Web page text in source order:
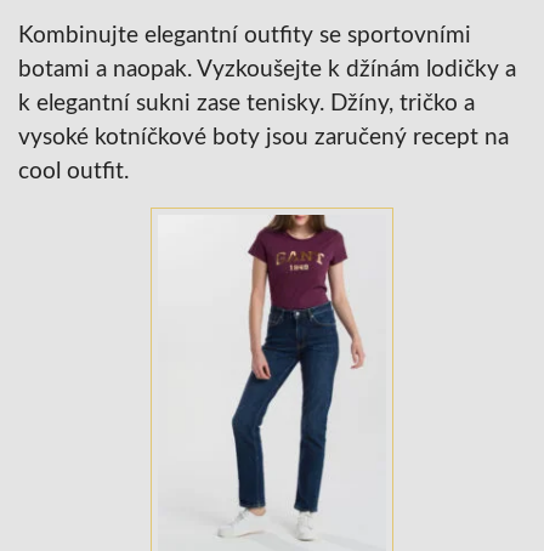
Kombinujte elegantní outfity se sportovními
botami a naopak. Vyzkoušejte k džínám lodičky a
k elegantní sukni zase tenisky. Džíny, tričko a
vysoké kotníčkové boty jsou zaručený recept na
cool outfit.